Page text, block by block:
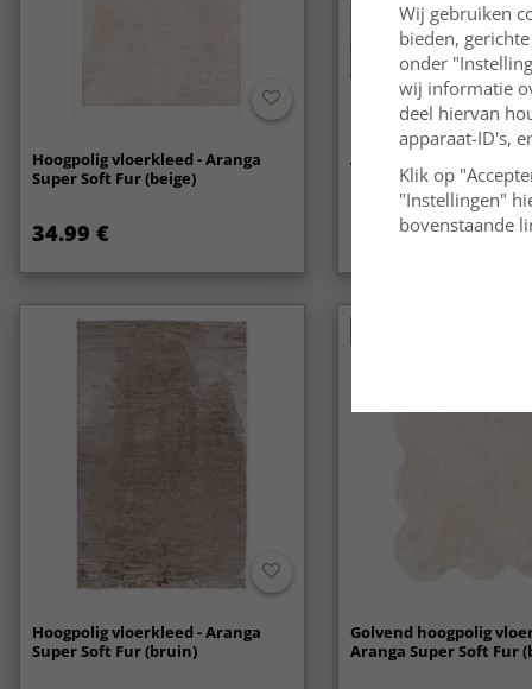
Hoogpolig vloerkleed - Aranga
Super Soft Fur (beige)
34.99 €
Anti-slip
14.99 €
Hoogpolig vloerkleed - Aranga
Super Soft Fur (bruin)
Golvend hoogpolig
Aranga Super Soft Fur
Wij gebruiken
bieden,
onder
wij informatie
deel hiervan
apparaat-ID's,
Klik op
"Instellingen"
bovenstaande